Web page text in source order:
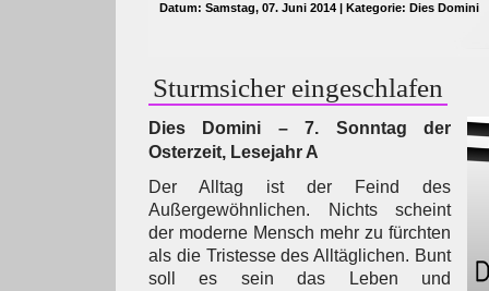
Datum: Samstag, 07. Juni 2014 | Kategorie: Dies Domini
Sturmsicher eingeschlafen
Dies Domini – 7. Sonntag der
Osterzeit, Lesejahr A
Der Alltag ist der Feind des
Außergewöhnlichen. Nichts scheint
der moderne Mensch mehr zu fürchten
als die Tristesse des Alltäglichen. Bunt
soll es sein das Leben und